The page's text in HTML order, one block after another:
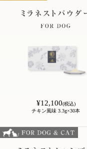
¥12,100(税込)
チキン風味 3.3g×30本